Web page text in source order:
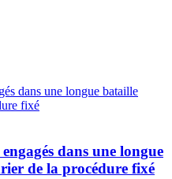
dans une longue
de la procédure fixé